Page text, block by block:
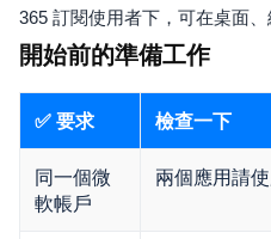
365 訂閱使用者下，可在桌面
開始前的準備工作
✅ 要求 檢查一下
同一個微
軟帳戶
兩個應用請